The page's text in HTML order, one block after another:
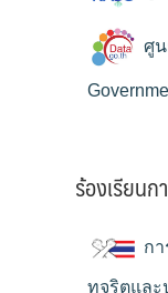
ศูน
ร้องเรียน
กา
ทุจริตแล